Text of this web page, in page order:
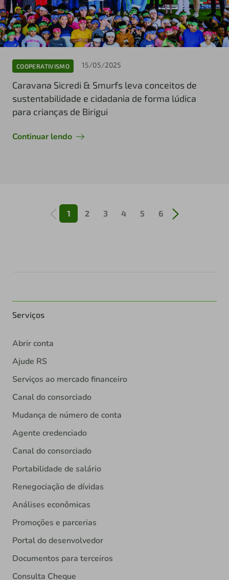
COOPERATIVISMO 15/05/2025
Caravana Sicredi & Smurfs leva conceitos de
sustentabilidade e cidadania de forma lúdica
para crianças de Birigui
Continuar lendo
1 2 3 4 5 6
Serviços
Abrir conta
Ajude RS
Serviços ao mercado financeiro
Canal do consorciado
Mudança de número de conta
Agente credenciado
Canal do consorciado
Portabilidade de salário
Renegociação de dívidas
Análises econômicas
Promoções e parcerias
Portal do desenvolvedor
Documentos para terceiros
Consulta Cheque